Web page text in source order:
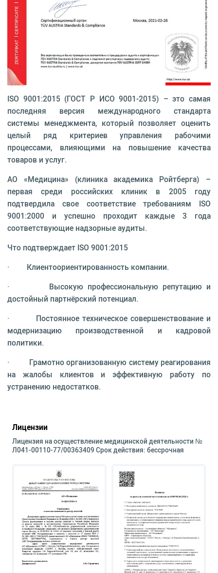
ISO 9001:2015 (ГОСТ Р ИСО 9001-2015) – это самая
последняя версия международного стандарта
системы менеджмента, который позволяет оценить
целый ряд критериев управления рабочими
процессами, влияющими на повышение качества
товаров и услуг.
АО «Медицина» (клиника академика Ройтберга) –
первая среди российских клиник в 2005 году
подтвердила свое соответствие требованиям ISO
9001:2000 и успешно проходит каждые 3 года
соответствующие надзорные аудиты.
Что подтверждает ISO 9001:2015
· Клиентоориентированность компании.
· Высокую профессиональную репутацию и
достойный партнёрский потенциал.
· Постоянное техническое совершенствование и
модернизацию производственной и кадровой
политики.
· Грамотно организованную систему реагирования
на жалобы клиентов и эффективную работу по
устранению недостатков.
Лицензии
Лицензия на осуществление медицинской деятельности №
Л041-00110-77/00363409 Срок действия: бессрочная